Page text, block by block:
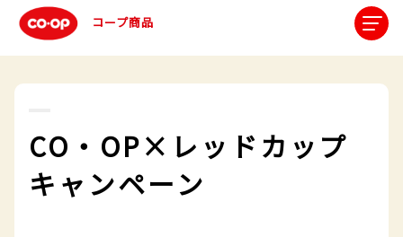
コープ商品
CO・OP×レッドカップ
キャンペーン